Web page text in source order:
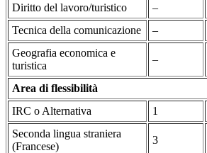
Diritto del lavoro/turistico
–
Tecnica della comunicazione
–
Geografia economica e
turistica
–
Area di flessibilità
IRC o Alternativa
1
Seconda lingua straniera
(Francese)
3